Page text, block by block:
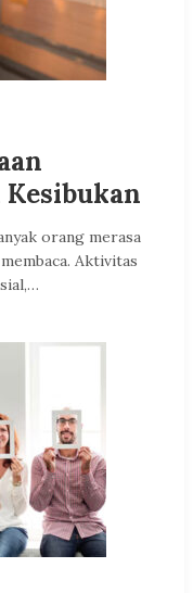
Kesibukan
orang merasa
Aktivitas